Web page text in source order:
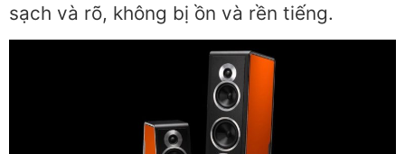
sạch và rõ, không bị ồn và rền tiếng.